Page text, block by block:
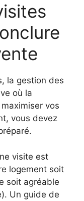
la gestion des
où la
vos
vous devez
visite est
logement soit
soit agréable
Un guide de